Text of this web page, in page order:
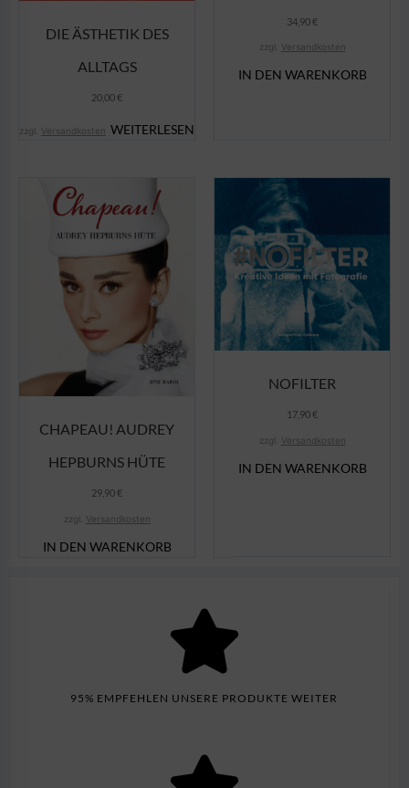
DIE ÄSTHETIK DES
ALLTAGS
20,00€
zzgl. Versandkosten WEITERLESEN
34,90€
zzgl. Versandkosten
IN DEN WARENKORB
CHAPEAU! AUDREY
HEPBURNS HÜTE
29,90€
zzgl. Versandkosten
IN DEN WARENKORB
NOFILTER
17,90€
zzgl. Versandkosten
IN DEN WARENKORB
95% EMPFEHLEN UNSERE PRODUKTE WEITER